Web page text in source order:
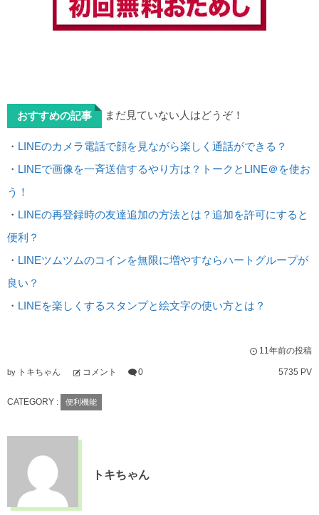
おすすめの記事 まだ見ていない人はどうぞ！
・ LINEのカメラ電話で顔を見ながら楽しく通話ができる？
・ LINEで画像を一斉送信するやり方は？トークとLINE＠を使お
う！
・ LINEの再登録時の友達追加の方法とは？追加を許可にすると
便利？
・ LINEツムツムのコインを無限に増やすならハートグループが
良い？
・ LINEを楽しくするスタンプと絵文字の使い方とは？
11年前の投稿
by トキちゃん コメント 0 5735 PV
CATEGORY : 便利機能
トキちゃん